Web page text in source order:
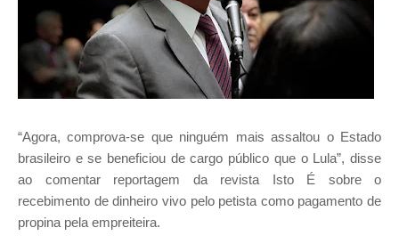
“Agora, comprova-se que ninguém mais assaltou o Estado
brasileiro e se beneficiou de cargo público que o Lula”, disse
ao comentar reportagem da revista Isto É sobre o
recebimento de dinheiro vivo pelo petista como pagamento de
propina pela empreiteira.